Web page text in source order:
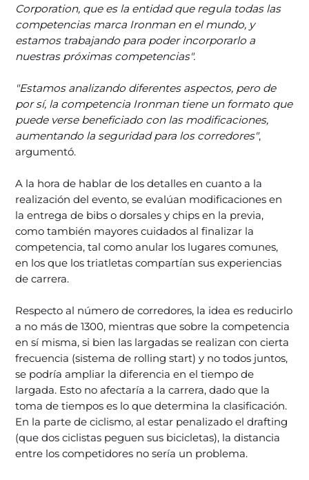
Corporation, que es la entidad que regula todas las
competencias marca Ironman en el mundo, y
estamos trabajando para poder incorporarlo a
nuestras próximas competencias".
"Estamos analizando diferentes aspectos, pero de
por sí, la competencia Ironman tiene un formato que
puede verse beneficiado con las modificaciones,
aumentando la seguridad para los corredores",
argumentó.
A la hora de hablar de los detalles en cuanto a la
realización del evento, se evalúan modificaciones en
la entrega de bibs o dorsales y chips en la previa,
como también mayores cuidados al finalizar la
competencia, tal como anular los lugares comunes,
en los que los triatletas compartían sus experiencias
de carrera.
Respecto al número de corredores, la idea es reducirlo
a no más de 1300, mientras que sobre la competencia
en sí misma, si bien las largadas se realizan con cierta
frecuencia (sistema de rolling start) y no todos juntos,
se podría ampliar la diferencia en el tiempo de
largada. Esto no afectaría a la carrera, dado que la
toma de tiempos es lo que determina la clasificación.
En la parte de ciclismo, al estar penalizado el drafting
(que dos ciclistas peguen sus bicicletas), la distancia
entre los competidores no sería un problema.